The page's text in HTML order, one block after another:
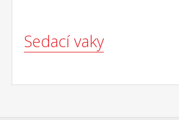
Sedací vaky